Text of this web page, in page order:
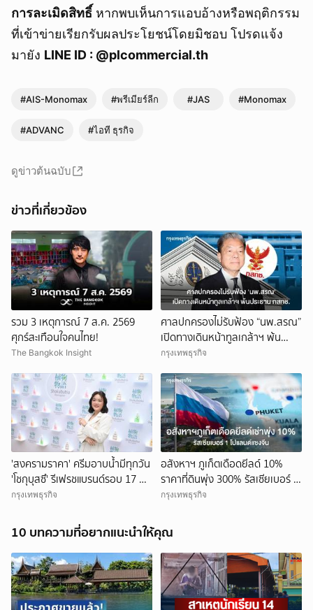
การละเมิดสิทธิ์ หากพบเห็นการแอบอ้างหรือพฤติกรรม
ที่เข้าข่ายเรียกรับผลประโยชน์โดยมิชอบ โปรดแจ้ง
มายัง LINE ID : @plcommercial.th
#AIS-Monomax #พรีเมียร์ลีก #JAS #Monomax
#ADVANC #ไอที ธุรกิจ
ดูข่าวต้นฉบับ
ข่าวที่เกี่ยวข้อง
รวม 3 เหตุการณ์ 7 ส.ค. 2569
ศุกร์สะเทือนใจคนไทย!
The Bangkok Insight
ศาลปกครองไม่รับฟ้อง “นพ.สรณ”
เปิดทางเดินหน้าทูลเกล้าฯ พ้น
ประธาน กสทช.
กรุงเทพธุรกิจ
'สงครามราคา' ครีมอาบน้ำมีทุกวัน
'โชกุบุสซึ' รีเฟรชแบรนด์รอบ 17 ปี
หนีแข่งเดือด
กรุงเทพธุรกิจ
อสังหาฯ ภูเก็ตเดือดยีลด์ 10%
ราคาที่ดินพุ่ง 300% รัสเซียเบอร์ 1
โปแลนด์แซงจีน
กรุงเทพธุรกิจ
10 บทความที่อยากแนะนำให้คุณ